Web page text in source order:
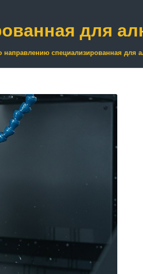
для
направлению специализированная для